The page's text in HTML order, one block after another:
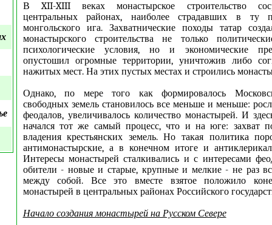
В XII-XIII веках монастырское строительство
центральных районах, наиболее страдавших в ту
монгольского ига. Захватнические походы татар
монастырского строительства не только
психологические условия, но и экономические
опустошил огромные территории, уничтожив либо
нажитых мест. На этих пустых местах и строились
Однако, по мере того как формировалось
свободных земель становилось все меньше и меньше:
феодалов, увеличивалось количество монастырей. И
начался тот же самый процесс, что и на юге: захват
владения крестьянских земель. Но такая политика
антимонастырские, а в конечном итоге и
Интересы монастырей сталкивались и с интересами
обители - новые и старые, крупные и мелкие - не раз
между собой. Все это вместе взятое положило
монастырей в центральных районах Российского
Начало создания монастырей на Русском Севере